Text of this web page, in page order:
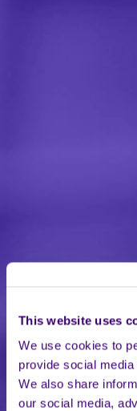
This website uses
We use cookies to
provide social
We also share
our social media,